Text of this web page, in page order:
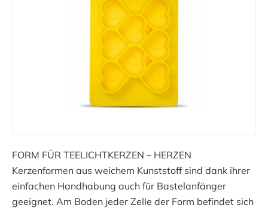
FORM FÜR TEELICHTKERZEN – HERZEN
Kerzenformen aus weichem Kunststoff sind dank ihrer
einfachen Handhabung auch für Bastelanfänger
geeignet. Am Boden jeder Zelle der Form befindet sich